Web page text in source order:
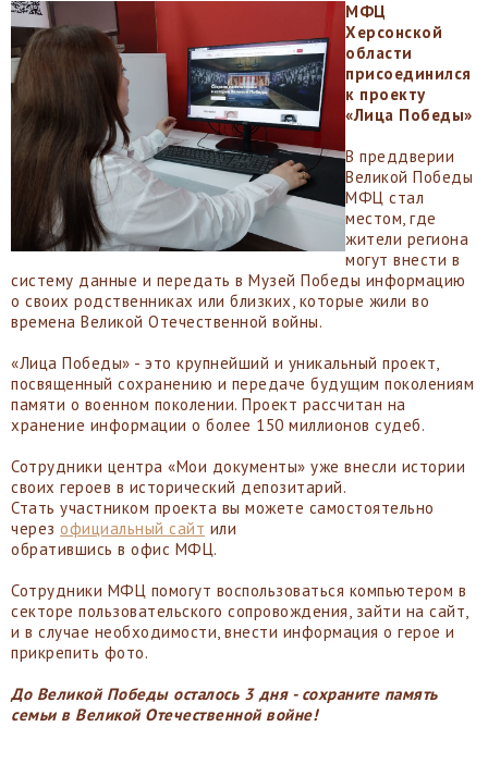
МФЦ
Херсонской
области
присоединился
к проекту
«Лица Победы»
В преддверии
Великой Победы
МФЦ стал
местом, где
жители региона
могут внести в
систему данные и передать в Музей Победы информацию
о своих родственниках или близких, которые жили во
времена Великой Отечественной войны.
«Лица Победы» - это крупнейший и уникальный проект,
посвященный сохранению и передаче будущим поколениям
памяти о военном поколении. Проект рассчитан на
хранение информации о более 150 миллионов судеб.
Сотрудники центра «Мои документы» уже внесли истории
своих героев в исторический депозитарий.
Стать участником проекта вы можете самостоятельно
через официальный сайт или
обратившись в офис МФЦ.
Сотрудники МФЦ помогут воспользоваться компьютером в
секторе пользовательского сопровождения, зайти на сайт,
и в случае необходимости, внести информация о герое и
прикрепить фото.
До Великой Победы осталось 3 дня - сохраните память
семьи в Великой Отечественной войне!